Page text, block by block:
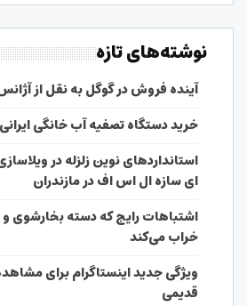
نوشته‌های تازه
آینده فروش در گوگل به نقل از
خرید دستگاه تصفیه آب خانگی
استانداردهای نوین زلزله در
ای سازه ال اس اف در مازندران
اشتباهات رایج که دسته بخارشوی و
خراب می‌کند
ویژگی جدید اینستاگرام برای
قدیمی